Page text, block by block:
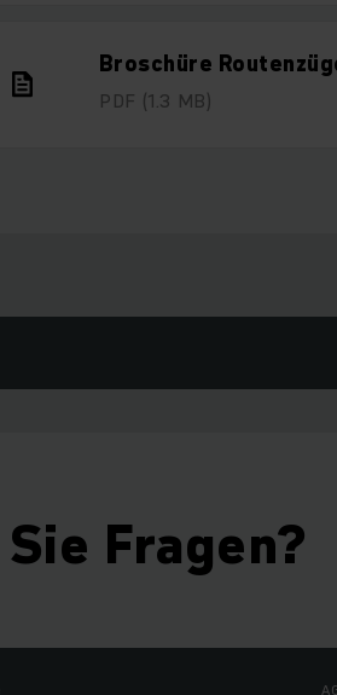
Broschüre
PDF (1.3 MB)
Fragen?